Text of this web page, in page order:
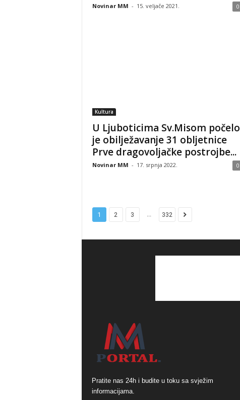
Novinar MM - 15. veljače 2021. 0
Kultura
U Ljuboticima Sv.Misom počelo
je obilježavanje 31 obljetnice
Prve dragovoljačke postrojbe...
Novinar MM - 17. srpnja 2022. 0
1 2 3 ... 332
Pratite nas 24h i budite u toku sa svježim
informacijama.